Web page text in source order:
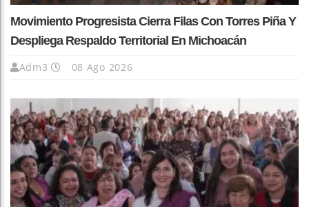
Movimiento Progresista Cierra Filas Con Torres Piña Y
Despliega Respaldo Territorial En Michoacán
Adm3 08 Ago 2026